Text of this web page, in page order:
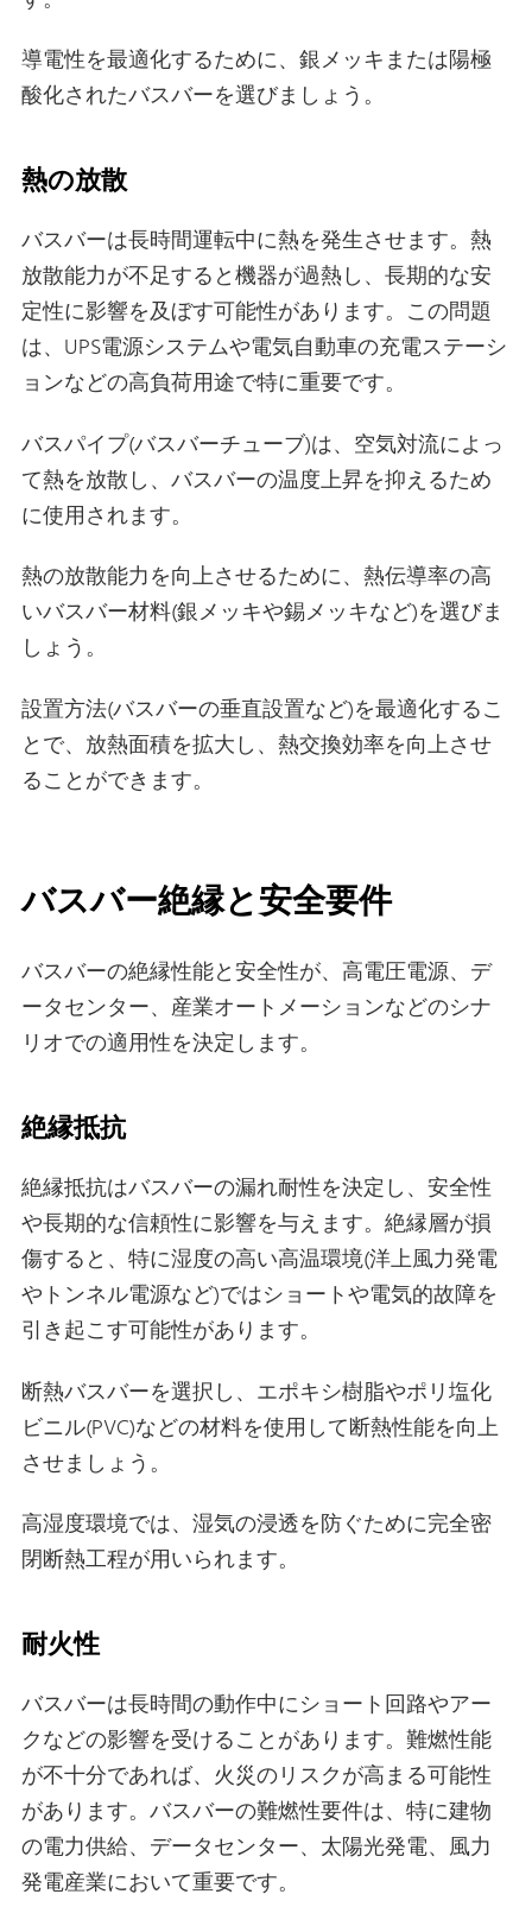
導電性を最適化するために、銀メッキまたは陽極
酸化されたバスバーを選びましょう。
熱の放散
バスバーは長時間運転中に熱を発生させます。熱
放散能力が不足すると機器が過熱し、長期的な安
定性に影響を及ぼす可能性があります。この問題
は、UPS電源システムや電気自動車の充電ステーシ
ョンなどの高負荷用途で特に重要です。
バスパイプ(バスバーチューブ)は、空気対流によっ
て熱を放散し、バスバーの温度上昇を抑えるため
に使用されます。
熱の放散能力を向上させるために、熱伝導率の高
いバスバー材料(銀メッキや錫メッキなど)を選びま
しょう。
設置方法(バスバーの垂直設置など)を最適化するこ
とで、放熱面積を拡大し、熱交換効率を向上させ
ることができます。
バスバー絶縁と安全要件
バスバーの絶縁性能と安全性が、高電圧電源、デ
ータセンター、産業オートメーションなどのシナ
リオでの適用性を決定します。
絶縁抵抗
絶縁抵抗はバスバーの漏れ耐性を決定し、安全性
や長期的な信頼性に影響を与えます。絶縁層が損
傷すると、特に湿度の高い高温環境(洋上風力発電
やトンネル電源など)ではショートや電気的故障を
引き起こす可能性があります。
断熱バスバーを選択し、エポキシ樹脂やポリ塩化
ビニル(PVC)などの材料を使用して断熱性能を向上
させましょう。
高湿度環境では、湿気の浸透を防ぐために完全密
閉断熱工程が用いられます。
耐火性
バスバーは長時間の動作中にショート回路やアー
クなどの影響を受けることがあります。難燃性能
が不十分であれば、火災のリスクが高まる可能性
があります。バスバーの難燃性要件は、特に建物
の電力供給、データセンター、太陽光発電、風力
発電産業において重要です。